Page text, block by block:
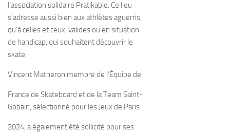
l’association solidaire Pratikable. Ce lieu
s’adresse aussi bien aux athlètes aguerris,
qu’à celles et ceux, valides ou en situation
de handicap, qui souhaitent découvrir le
skate.
Vincent Matheron membre de l’Équipe de
France de Skateboard et de la Team Saint-
Gobain, sélectionné pour les Jeux de Paris
2024, a également été sollicité pour ses